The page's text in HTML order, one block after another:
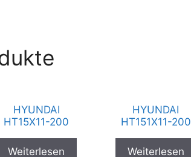
HYUNDAI
HT15X11-200
Weiterlesen
HYUNDAI
HT151X11-200
Weiterlesen